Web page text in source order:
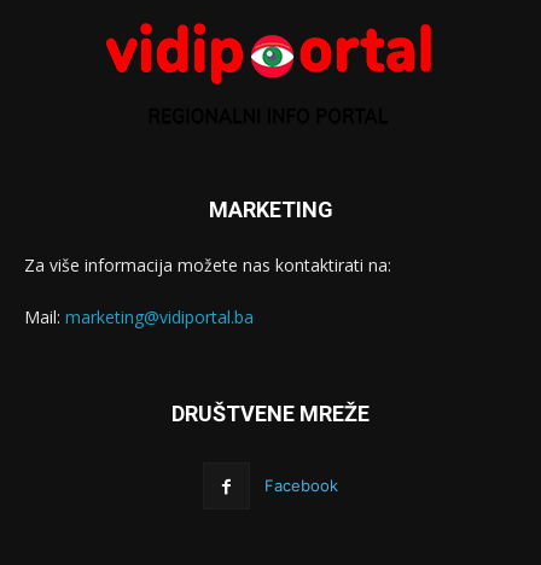
MARKETING
Za više informacija možete nas kontaktirati na:
Mail: marketing@vidiportal.ba
DRUŠTVENE MREŽE
Facebook